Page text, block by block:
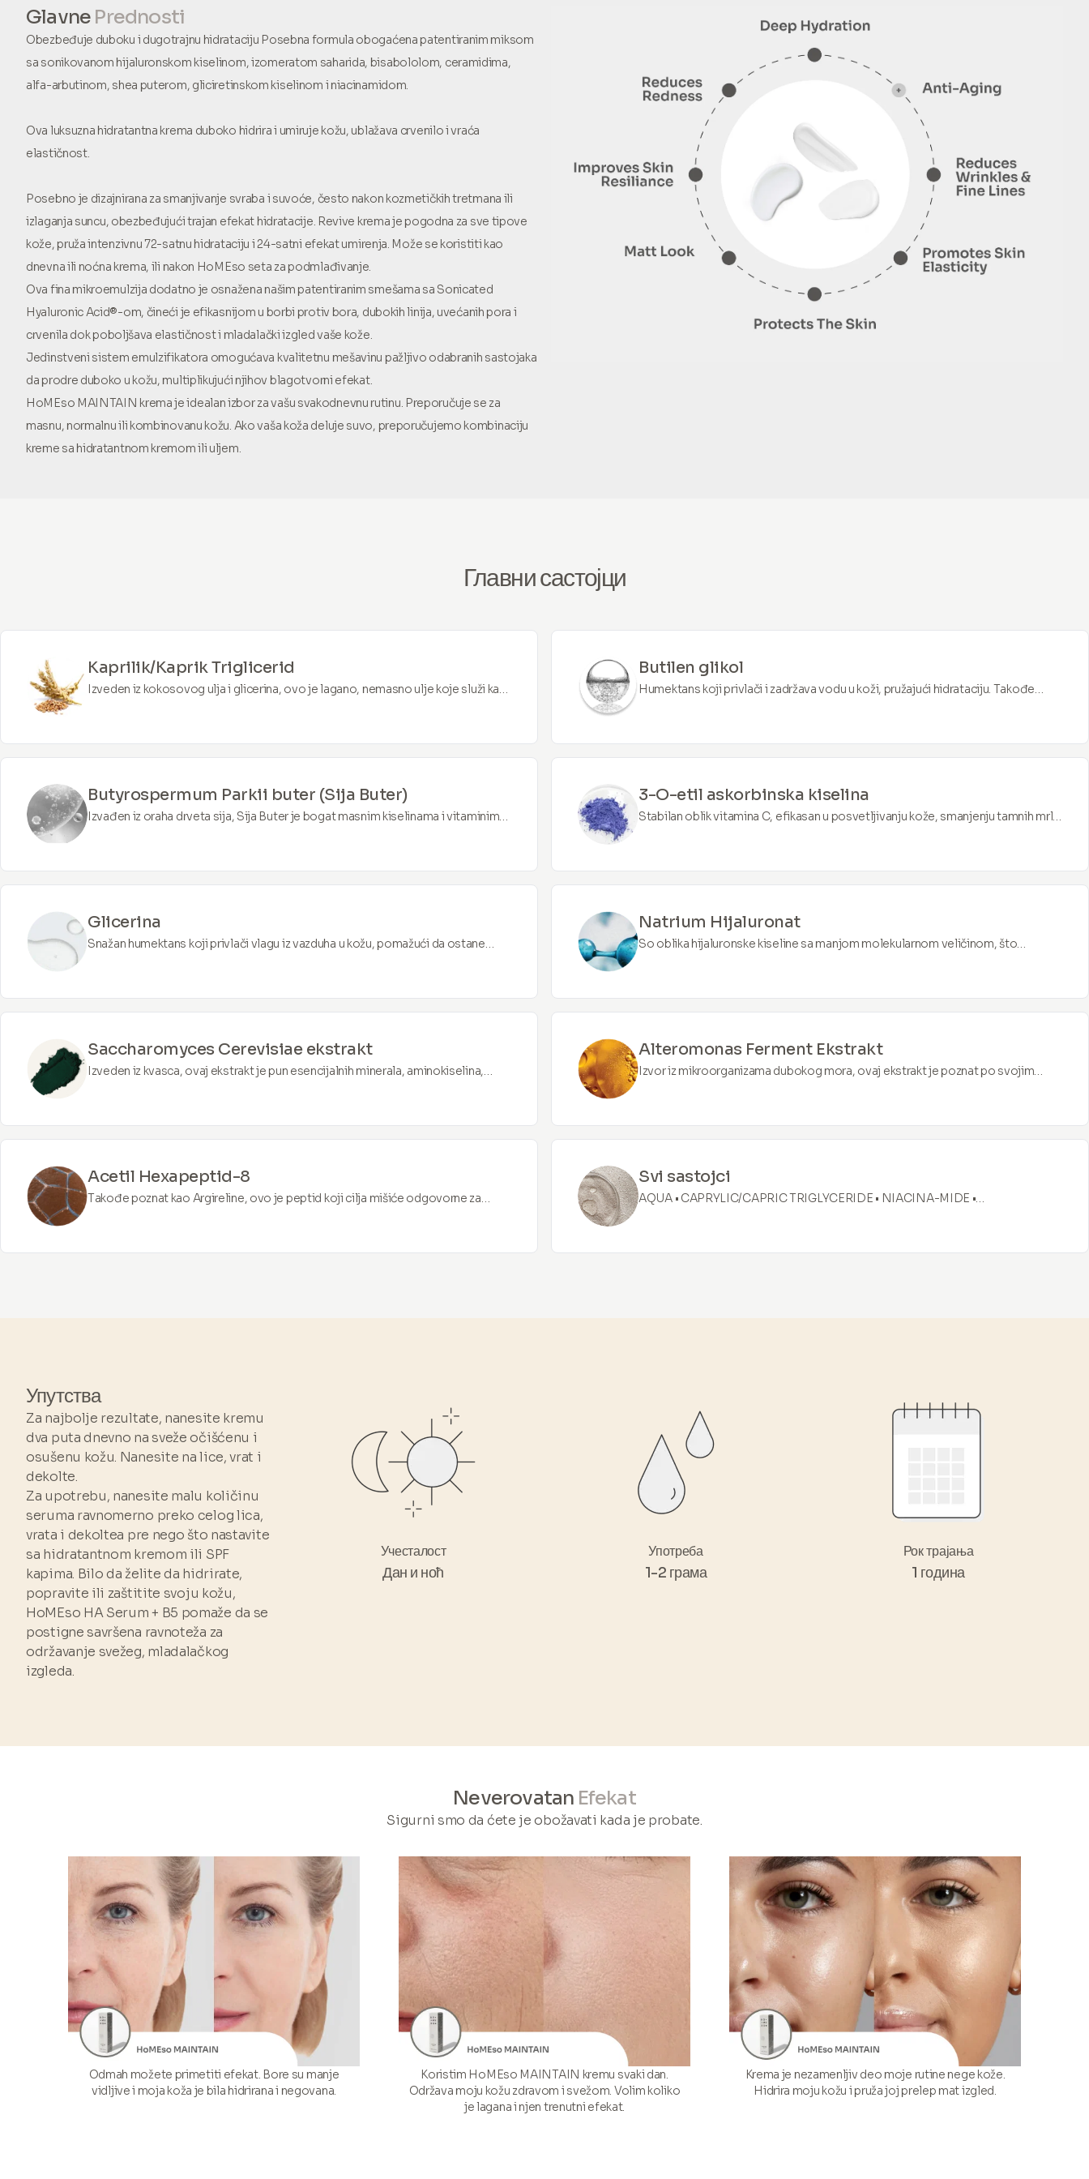
Glavne Prednosti
Obezbeđuje duboku i dugotrajnu hidrataciju Posebna formula obogaćena patentiranim miksom
sa sonikovanom hijaluronskom kiselinom, izomeratom saharida, bisabololom, ceramidima,
alfa-arbutinom, shea puterom, gliciretinskom kiselinom i niacinamidom.
Ova luksuzna hidratantna krema duboko hidrira i umiruje kožu, ublažava crvenilo i vraća
elastičnost.
Posebno je dizajnirana za smanjivanje svraba i suvoće, često nakon kozmetičkih tretmana ili
izlaganja suncu, obezbeđujući trajan efekat hidratacije. Revive krema je pogodna za sve tipove
kože, pruža intenzivnu 72-satnu hidrataciju i 24-satni efekat umirenja. Može se koristiti kao
dnevna ili noćna krema, ili nakon HoMEso seta za podmlađivanje.
Ova fina mikroemulzija dodatno je osnažena našim patentiranim smešama sa Sonicated
Hyaluronic Acid®-om, čineći je efikasnijom u borbi protiv bora, dubokih linija, uvećanih pora i
crvenila dok poboljšava elastičnost i mladalački izgled vaše kože.
Jedinstveni sistem emulzifikatora omogućava kvalitetnu mešavinu pažljivo odabranih sastojaka
da prodre duboko u kožu, multiplikujući njihov blagotvorni efekat.
HoMEso MAINTAIN krema je idealan izbor za vašu svakodnevnu rutinu. Preporučuje se za
masnu, normalnu ili kombinovanu kožu. Ako vaša koža deluje suvo, preporučujemo kombinaciju
kreme sa hidratantnom kremom ili uljem.
Главни састојци
Kaprilik/Kaprik Triglicerid
Izveden iz kokosovog ulja i glicerina, ovo je lagano, nemasno ulje koje služi kao
Butilen glikol
Humektans koji privlači i zadržava vodu u koži, pružajući hidrataciju. Takođe
Butyrospermum Parkii buter (Sija Buter)
Izvađen iz oraha drveta sija, Sija Buter je bogat masnim kiselinama i vitaminima.
3-O-etil askorbinska kiselina
Stabilan oblik vitamina C, efikasan u posvetljivanju kože, smanjenju tamnih mrlja
Glicerina
Snažan humektans koji privlači vlagu iz vazduha u kožu, pomažući da ostane
Natrium Hijaluronat
So oblika hijaluronske kiseline sa manjom molekularnom veličinom, što
Saccharomyces Cerevisiae ekstrakt
Izveden iz kvasca, ovaj ekstrakt je pun esencijalnih minerala, aminokiselina,
Alteromonas Ferment Ekstrakt
Izvor iz mikroorganizama dubokog mora, ovaj ekstrakt je poznat po svojim
Acetil Hexapeptid-8
Takođe poznat kao Argireline, ovo je peptid koji cilja mišiće odgovorne za
Svi sastojci
AQUA • CAPRYLIC/CAPRIC TRIGLYCERIDE • NIACINA-MIDE •
BUTYROSPER-MUM PARKII BUTTER • POLYGLYCERYL-10 STEARATE •
AMMONIUM ACRYLOYLDIMETHYLTAURATE/VP COPOLYMER • SODIUM
HYALURONATE • CITRIC ACID • SODIUM CITRATE • CERAMIDE 1•
PHENOXYETHANOL.
Упутства
Za najbolje rezultate, nanesite kremu
dva puta dnevno na sveže očišćenu i
osušenu kožu. Nanesite na lice, vrat i
dekolte.
Za upotrebu, nanesite malu količinu
seruma ravnomerno preko celog lica,
vrata i dekoltea pre nego što nastavite
sa hidratantnom kremom ili SPF
kapima. Bilo da želite da hidrirate,
popravite ili zaštitite svoju kožu,
HoMEso HA Serum + B5 pomaže da se
postigne savršena ravnoteža za
održavanje svežeg, mladalačkog
izgleda.
Учесталост
Дан и ноћ
Употреба
1-2 грама
Рок трајања
1 година
Neverovatan Efekat
Sigurni smo da ćete je obožavati kada je probate.
Odmah možete primetiti efekat. Bore su manje
vidljive i moja koža je bila hidrirana i negovana.
Koristim HoMEso MAINTAIN kremu svaki dan.
Održava moju kožu zdravom i svežom. Volim koliko
je lagana i njen trenutni efekat.
Krema je nezamenljiv deo moje rutine nege kože.
Hidrira moju kožu i pruža joj prelep mat izgled.